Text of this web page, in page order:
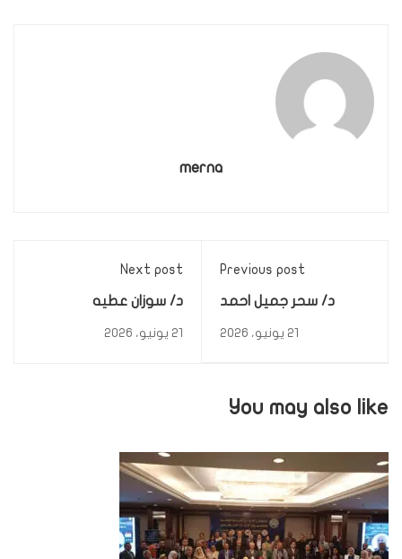
merna
Previous post
د/ سحر جميل احمد
21 يونيو، 2026
Next post
د/ سوزان عطيه
21 يونيو، 2026
You may also like